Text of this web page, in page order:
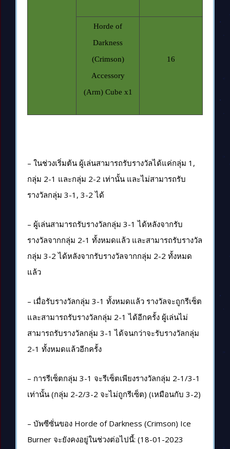
Horde of
Darkness
(Crimson)
Accessory
(Arm) Cube x1
16
– ในช่วงเริ่มต้น ผู้เล่นสามารถรับรางวัลได้แค่กลุ่ม 1,
กลุ่ม 2-1 และกลุ่ม 2-2 เท่านั้น และไม่สามารถรับ
รางวัลกลุ่ม 3-1, 3-2 ได้
– ผู้เล่นสามารถรับรางวัลกลุ่ม 3-1 ได้หลังจากรับ
รางวัลจากกลุ่ม 2-1 ทั้งหมดแล้ว และสามารถรับรางวัล
กลุ่ม 3-2 ได้หลังจากรับรางวัลจากกลุ่ม 2-2 ทั้งหมด
แล้ว
– เมื่อรับรางวัลกลุ่ม 3-1 ทั้งหมดแล้ว รางวัลจะถูกรีเซ็ต
และสามารถรับรางวัลกลุ่ม 2-1 ได้อีกครั้ง ผู้เล่นไม่
สามารถรับรางวัลกลุ่ม 3-1 ได้จนกว่าจะรับรางวัลกลุ่ม
2-1 ทั้งหมดแล้วอีกครั้ง
– การรีเซ็ตกลุ่ม 3-1 จะรีเซ็ตเพียงรางวัลกลุ่ม 2-1/3-1
เท่านั้น (กลุ่ม 2-2/3-2 จะไม่ถูกรีเซ็ต) (เหมือนกับ 3-2)
– บัพซีซั่นของ Horde of Darkness (Crimson) Ice
Burner จะยังคงอยู่ในช่วงต่อไปนี้: (18-01-2023